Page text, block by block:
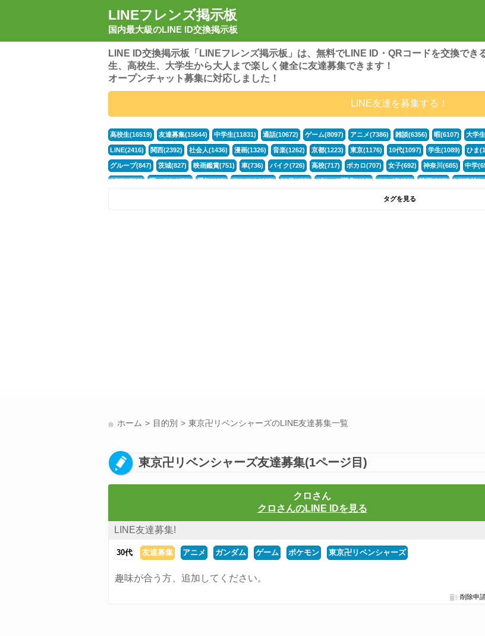
LINEフレンズ掲示板
国内最大級のLINE ID交換掲示板
LINE ID交換掲示板「LINEフレンズ掲示板」は、無料でLINE ID・QRコードを交換で
生、高校生、大学生から大人まで楽しく健全に友達募集できます！
オープンチャット募集に対応しました！
LINE友達を募集する！
高校生(16519) 友達募集(15644) 中学生(11831) 通話(10672) ゲーム(8097) アニメ(7386) 雑談(6356) 暇(6107) 大学
LINE(2416) 関西(2392) 社会人(1436) 漫画(1326) 音楽(1262) 京都(1223) 東京(1176) 10代(1097) 学生(1089) ひま
グループ(847) 茨城(827) 映画鑑賞(751) 車(736) バイク(726) 高校(717) ボカロ(707) 女子(692) 神奈川(685) 中学
APEX(519) 暇つぶし(476) 愛知(468) モンスト(465) 30代(433) グループ募集(412) マンガ(401) 映画(395) LINEグル
フォートナイト(320)
タグを見る
ホーム 目的別 東京卍リベンシャーズのLINE友達募集一覧
東京卍リベンシャーズ友達募集(1ページ目)
クロさん
クロさんのLINE IDを見る
LINE友達募集!
30代 友達募集 アニメ ガンダム ゲーム ポケモン 東京卍リベンシャーズ
趣味が合う方、追加してください。
削除申